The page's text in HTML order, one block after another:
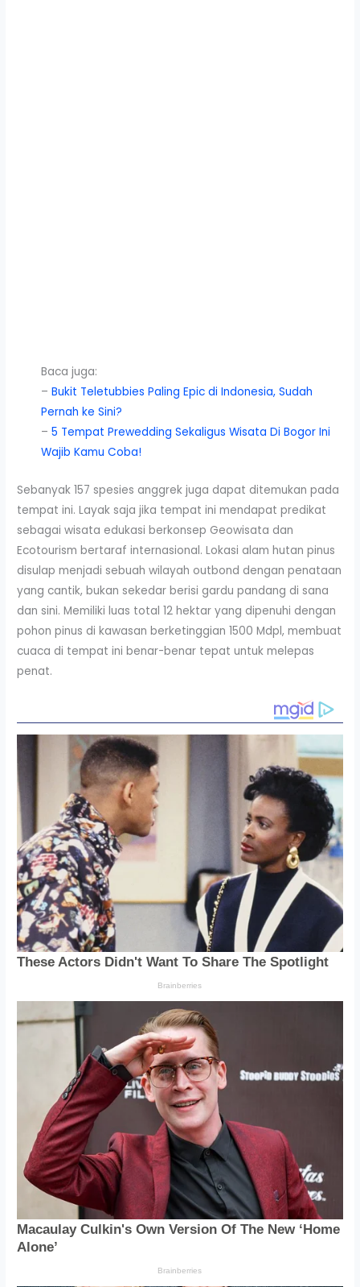
Baca juga:
–Bukit Teletubbies Paling Epic di Indonesia, Sudah
Pernah ke Sini?
–5 Tempat Prewedding Sekaligus Wisata Di Bogor Ini
Wajib Kamu Coba!
Sebanyak 157 spesies anggrek juga dapat ditemukan pada
tempat ini. Layak saja jika tempat ini mendapat predikat
sebagai wisata edukasi berkonsep Geowisata dan
Ecotourism bertaraf internasional. Lokasi alam hutan pinus
disulap menjadi sebuah wilayah outbond dengan penataan
yang cantik, bukan sekedar berisi gardu pandang di sana
dan sini. Memiliki luas total 12 hektar yang dipenuhi dengan
pohon pinus di kawasan berketinggian 1500 Mdpl, membuat
cuaca di tempat ini benar-benar tepat untuk melepas
penat.